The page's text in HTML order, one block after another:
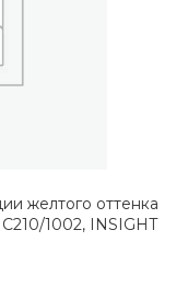
желтого оттенка
1002, INSIGHT